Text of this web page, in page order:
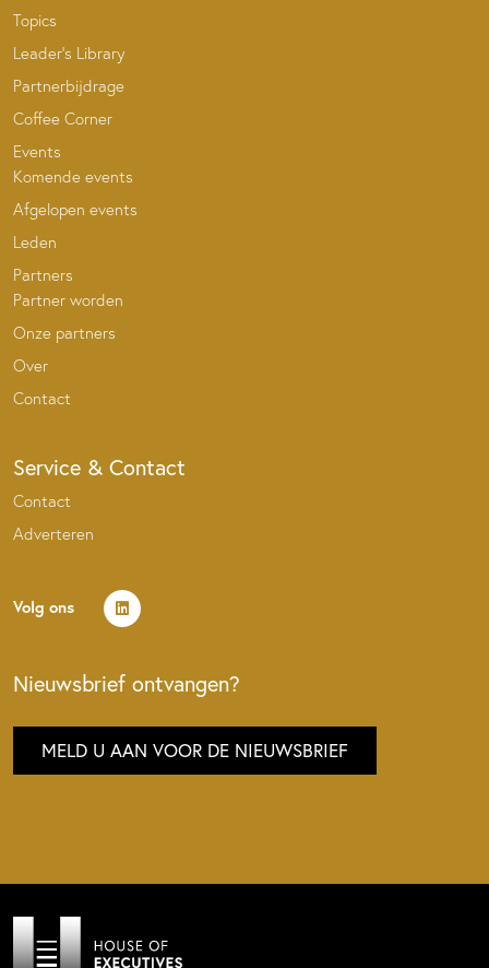
Topics
Leader’s Library
Partnerbijdrage
Coffee Corner
Events
Komende events
Afgelopen events
Leden
Partners
Partner worden
Onze partners
Over
Contact
Service & Contact
Contact
Adverteren
Volg ons
Nieuwsbrief ontvangen?
MELD U AAN VOOR DE NIEUWSBRIEF